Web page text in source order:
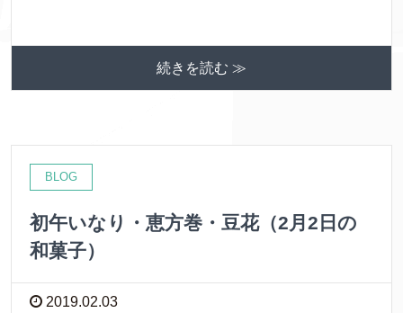
続きを読む ≫
BLOG
初午いなり・恵方巻・豆花（2月2日の
和菓子）
2019.02.03